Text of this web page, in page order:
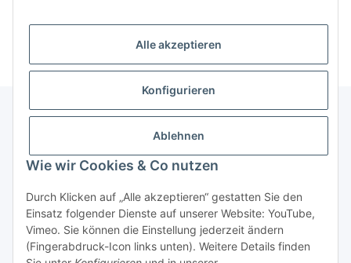
Alle akzeptieren
Konfigurieren
Ablehnen
Wie wir Cookies & Co nutzen
Durch Klicken auf „Alle akzeptieren“ gestatten Sie den
Einsatz folgender Dienste auf unserer Website: YouTube,
Vimeo. Sie können die Einstellung jederzeit ändern
(Fingerabdruck-Icon links unten). Weitere Details finden